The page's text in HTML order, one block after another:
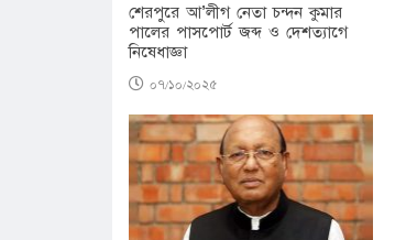
শেরপুরে আ’লীগ নেতা চন্দন কুমার
পালের পাসপোর্ট জব্দ ও দেশত্যাগে
নিষেধাজ্ঞা
০৭/১০/২০২৫